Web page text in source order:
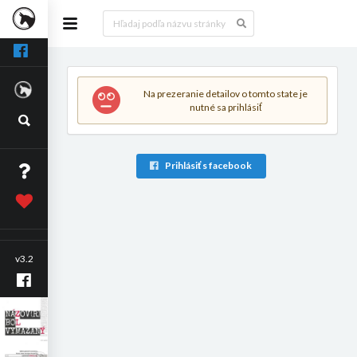
v3.2
Na prezeranie detailov o tomto state je
nutné sa prihlásiť
Prihlásiť s facebook